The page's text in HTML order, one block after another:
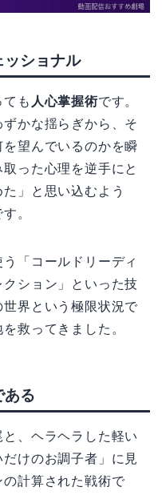
ッショナル
も 人心掌握術です。
かな揺らぎから、そ
望んでいるのかを瞬
った心理を逆手にと
」と思い込むよう
。
「コールドリーディ
ション」といった技
界という極限状況で
救ってきました。
ある
、ヘラヘラした軽い
けのお調子者」に見
計算された戦術で